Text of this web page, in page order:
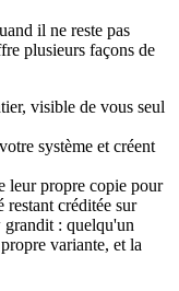
il ne reste pas
plusieurs façons de
visible de vous seul
système et créent
propre copie pour
créditée sur
: quelqu'un
variante, et la